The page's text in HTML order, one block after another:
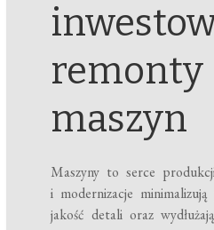
remonty
maszyn
Maszyny to serce
i modernizacje
jakość detali oraz